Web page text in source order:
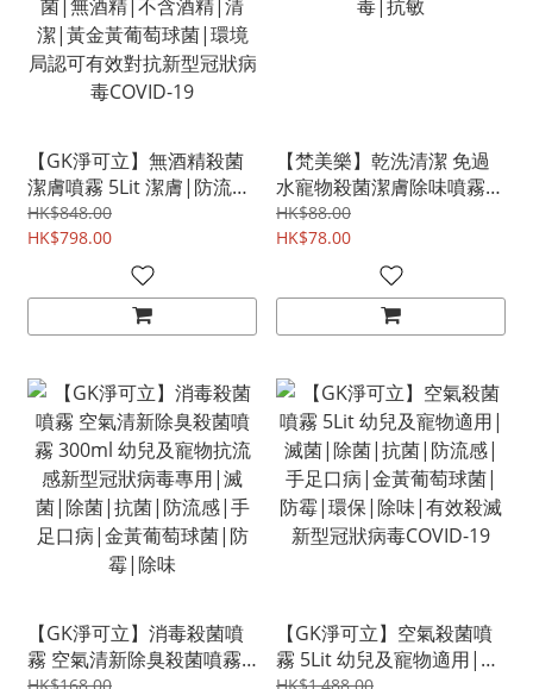
【GK淨可立】無酒精殺菌
潔膚噴霧 5Lit 潔膚|防流
感|防手足口病|抗流感|殺
菌|無酒精|不含酒精|清
潔|黃金黃葡萄球菌|環境
局認可有效對抗新型冠狀病
HK$848.00
HK$798.00
【梵美樂】乾洗清潔 免過
水寵物殺菌潔膚除味噴霧
120ml |不刺激|抗菌|消
毒|抗敏
HK$88.00
HK$78.00
【GK淨可立】消毒殺菌噴
霧 空氣清新除臭殺菌噴霧
HK$168.00
【GK淨可立】空氣殺菌噴
霧 5Lit 幼兒及寵物適用|滅
HK$1,488.00